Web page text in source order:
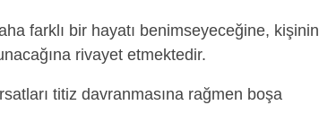
farklı bir hayatı benimseyeceğine, kişinin
rivayet etmektedir.
titiz davranmasına rağmen boşa